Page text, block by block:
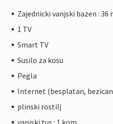
Zajednicki vanjski bazen : 36
1 TV
Smart TV
Susilo za kosu
Pegla
Internet (besplatan,
plinski rostilj